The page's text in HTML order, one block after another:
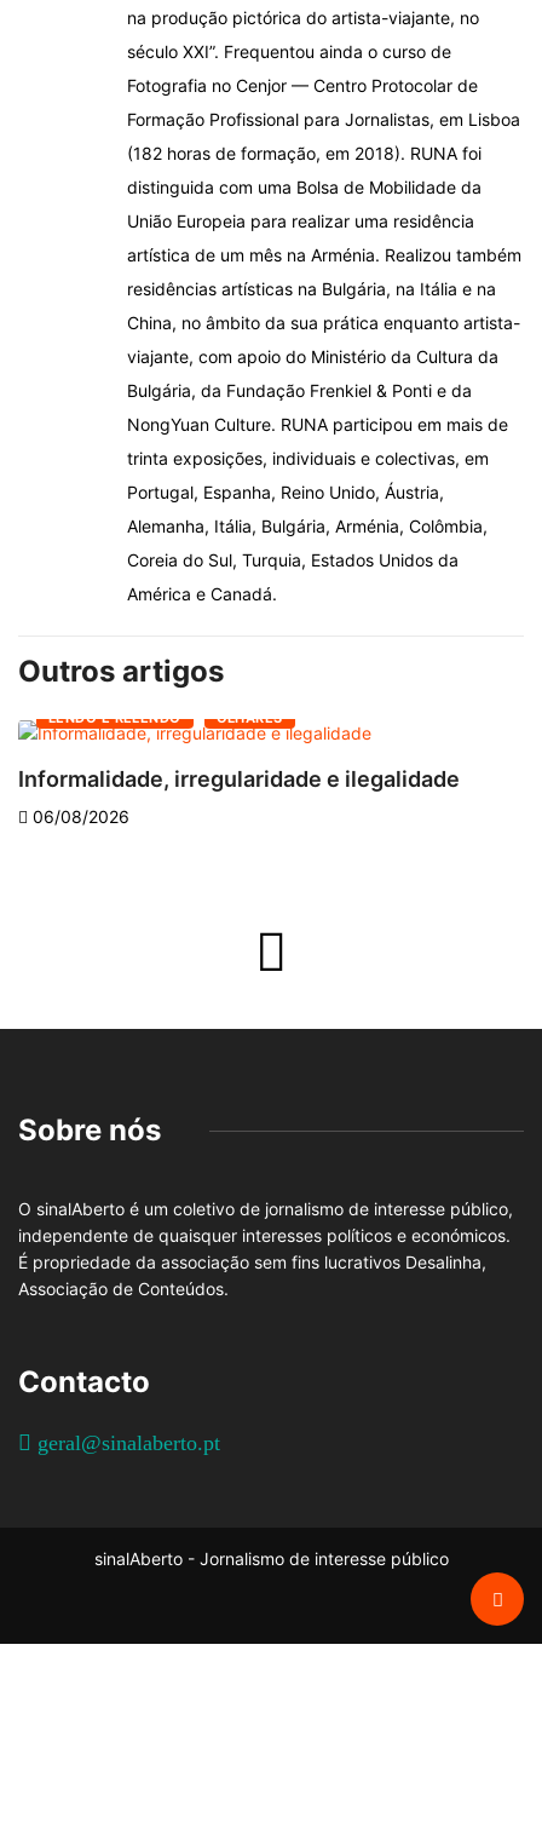
na produção pictórica do artista-viajante, no
século XXI”. Frequentou ainda o curso de
Fotografia no Cenjor — Centro Protocolar de
Formação Profissional para Jornalistas, em Lisboa
(182 horas de formação, em 2018). RUNA foi
distinguida com uma Bolsa de Mobilidade da
União Europeia para realizar uma residência
artística de um mês na Arménia. Realizou também
residências artísticas na Bulgária, na Itália e na
China, no âmbito da sua prática enquanto artista-
viajante, com apoio do Ministério da Cultura da
Bulgária, da Fundação Frenkiel & Ponti e da
NongYuan Culture. RUNA participou em mais de
trinta exposições, individuais e colectivas, em
Portugal, Espanha, Reino Unido, Áustria,
Alemanha, Itália, Bulgária, Arménia, Colômbia,
Coreia do Sul, Turquia, Estados Unidos da
América e Canadá.
Outros artigos
LENDO E RELENDO OLHARES
Informalidade, irregularidade e ilegalidade
06/08/2026
Sobre nós
O sinalAberto é um coletivo de jornalismo de interesse público,
independente de quaisquer interesses políticos e económicos.
É propriedade da associação sem fins lucrativos Desalinha,
Associação de Conteúdos.
Contacto
geral@sinalaberto.pt
sinalAberto - Jornalismo de interesse público